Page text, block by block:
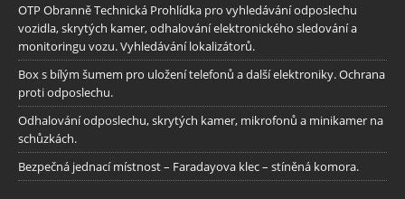
OTP Obranně Technická Prohlídka pro vyhledávání odposlechu
vozidla, skrytých kamer, odhalování elektronického sledování a
monitoringu vozu. Vyhledávání lokalizátorů.
Box s bílým šumem pro uložení telefonů a další elektroniky. Ochrana
proti odposlechu.
Odhalování odposlechu, skrytých kamer, mikrofonů a minikamer na
schůzkách.
Bezpečná jednací místnost – Faradayova klec – stíněná komora.